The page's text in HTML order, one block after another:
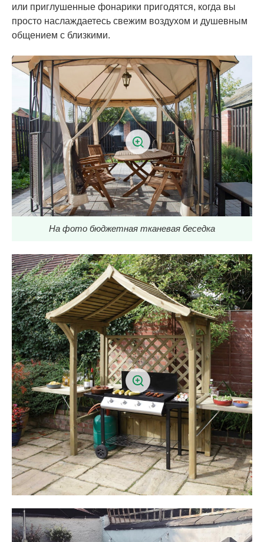
или приглушенные фонарики пригодятся, когда вы
просто наслаждаетесь свежим воздухом и душевным
общением с близкими.
На фото бюджетная тканевая беседка